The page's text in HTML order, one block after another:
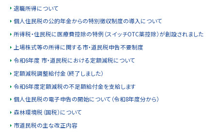
退職所得について
個人住民税の公的年金からの特別徴収制度の導入について
所得税・住民税に医療費控除の特例（スイッチOTC薬控除）が創設されました
上場株式等の所得に関する市・道民税申告不要制度
令和6年度 市・道民税における定額減税について
定額減税調整給付金（終了しました）
令和6年度定額減税の不足額給付金を支給します
個人住民税の電子申告の開始について（令和8年度分から）
森林環境税（国税）について
市道民税の主な改正内容